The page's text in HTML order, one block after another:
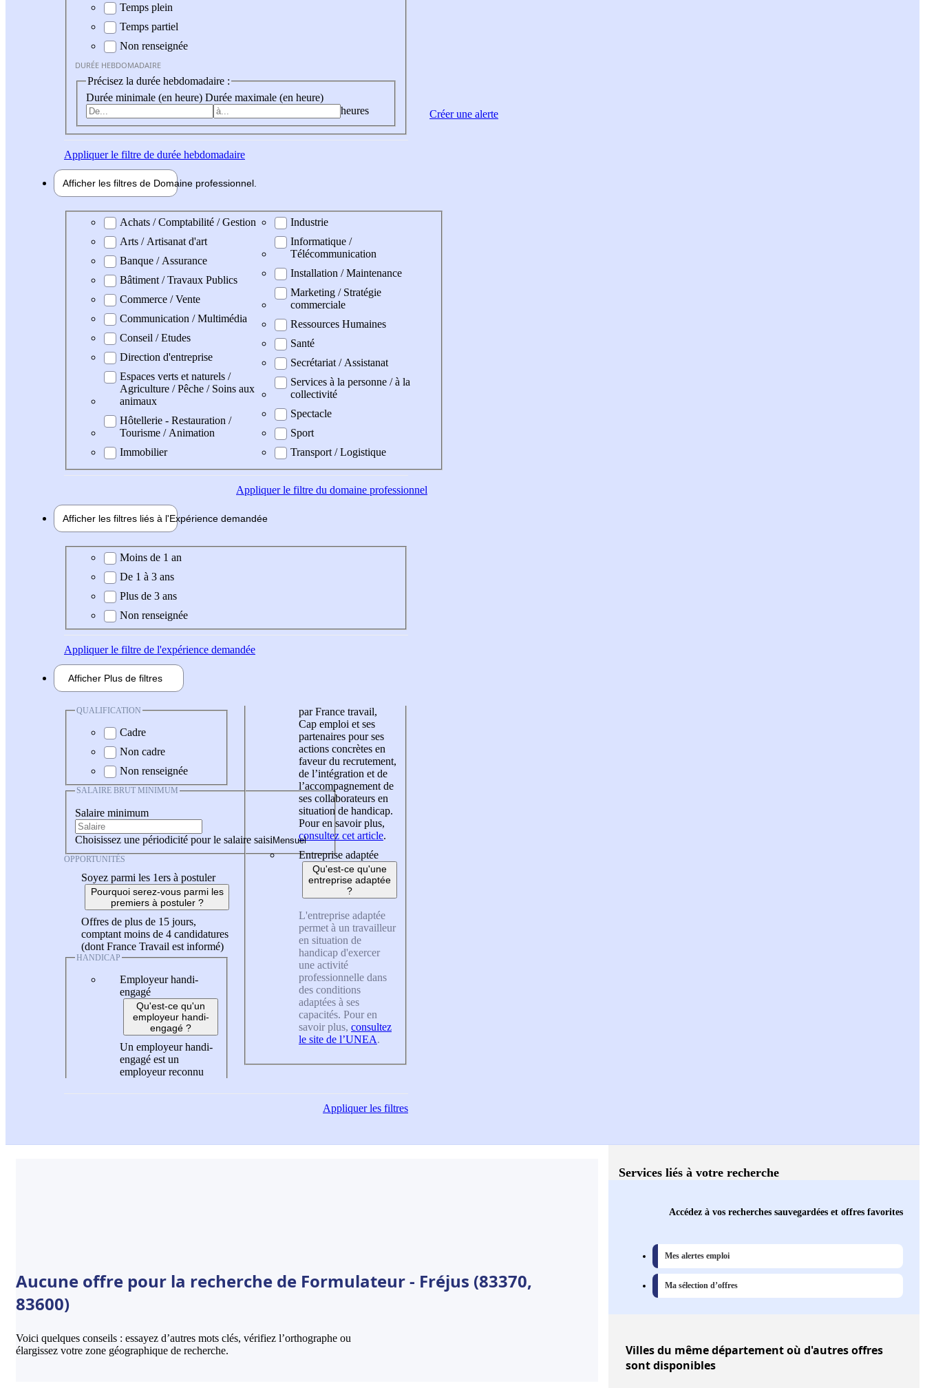
Durée hebdomadaire
Temps plein
Temps partiel
Non renseignée
DURÉE HEBDOMADAIRE
Précisez la durée hebdomadaire :
Durée minimale (en heure) Durée maximale (en heure)
heures
Appliquerle filtre de durée hebdomadaire
Afficher les filtres de Domaine professionnel
Domaine professionel
Achats / Comptabilité / Gestion
Arts / Artisanat d'art
Banque / Assurance
Bâtiment / Travaux Publics
Commerce / Vente
Communication / Multimédia
Conseil / Etudes
Direction d'entreprise
Espaces verts et naturels /
Agriculture / Pêche / Soins aux
animaux
Hôtellerie - Restauration /
Tourisme / Animation
Immobilier
Industrie
Informatique /
Télécommunication
Installation / Maintenance
Marketing / Stratégie
commerciale
Ressources Humaines
Santé
Secrétariat / Assistanat
Services à la personne / à la
collectivité
Spectacle
Sport
Transport / Logistique
Appliquerle filtre du domaine professionnel
Afficher les filtres liés à l'Expérience demandée
Expérience demandée
Moins de 1 an
De 1 à 3 ans
Plus de 3 ans
Non renseignée
Appliquerle filtre de l'expérience demandée
Afficher Plus de filtres
QUALIFICATION
Cadre
Non cadre
Non renseignée
SALAIRE BRUT MINIMUM
Salaire minimum
Choisissez une périodicité pour le salaire saisi
OPPORTUNITÉS
Soyez parmi les 1ers à postuler
Pourquoi serez-vous parmi les
premiers à postuler ?
Offres de plus de 15 jours,
comptant moins de 4 candidatures
(dont France Travail est informé)
HANDICAP
Employeur handi-
engagé
Qu'est-ce qu'un
employeur handi-
engagé ?
Un employeur handi-
engagé est un
employeur reconnu
par France travail,
Cap emploi et ses
partenaires pour ses
actions concrètes en
faveur du recrutement,
de l’intégration et de
l’accompagnement de
ses collaborateurs en
situation de handicap.
Pour en savoir plus,
consultez cet article.
Entreprise adaptée
Qu'est-ce qu'une
entreprise adaptée
?
L'entreprise adaptée
permet à un travailleur
en situation de
handicap d'exercer
une activité
professionnelle dans
des conditions
adaptées à ses
capacités. Pour en
savoir plus, consultez
le site de l’UNEA.
Appliquerles filtres
Créer une alerte
Aucune offre pour la recherche de Formulateur - Fréjus (83370,
83600)
Voici quelques conseils : essayez d’autres mots clés, vérifiez l’orthographe ou
élargissez votre zone géographique de recherche.
Services liés à votre recherche
Accédez à vos recherches sauvegardées et offres favorites
Mes alertes emploi
Ma sélection d’offres
Villesdu même département où d'autres offres
sont disponibles